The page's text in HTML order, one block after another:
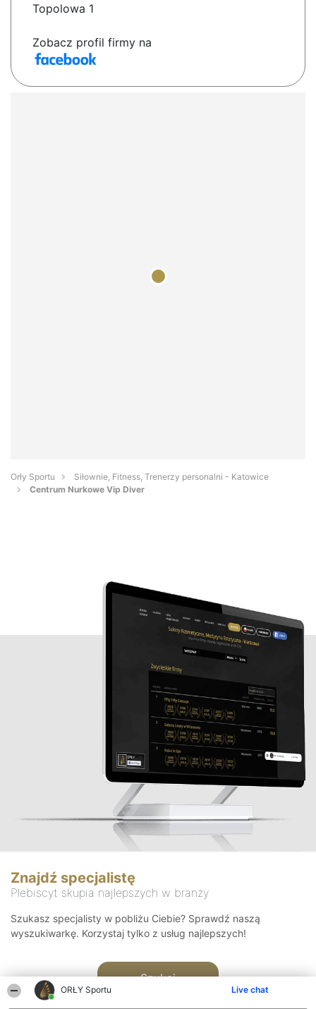
ORŁY Sportu Live chat
Topolowa 1
Zobacz profil firmy na
Orły Sportu
Siłownie, Fitness, Trenerzy personalni - Katowice
Centrum Nurkowe Vip Diver
Znajdź specjalistę
Plebiscyt skupia najlepszych w branży
Szukasz specjalisty w pobliżu Ciebie? Sprawdź naszą
wyszukiwarkę. Korzystaj tylko z usług najlepszych!
Szukaj